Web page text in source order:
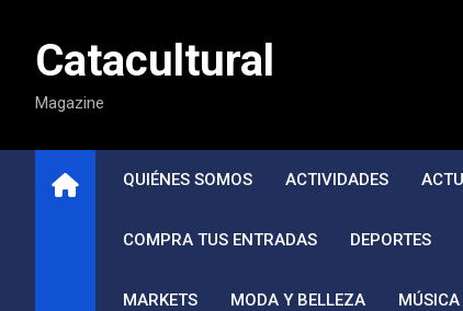
contenidoCatacultural
Magazine
QUIÉNES SOMOS ACTIVIDADES
COMPRA TUS ENTRADAS DEPORTES
MARKETS MODA Y BELLEZA MÚSICA